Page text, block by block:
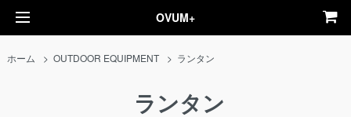
OVUM+
ホーム >OUTDOOR EQUIPMENT > ランタン
ランタン